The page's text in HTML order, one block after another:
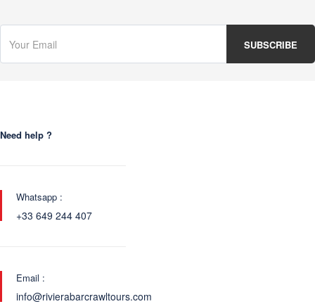
Need help ?
Whatsapp :
+33 649 244 407
Email :
info@rivierabarcrawltours.com